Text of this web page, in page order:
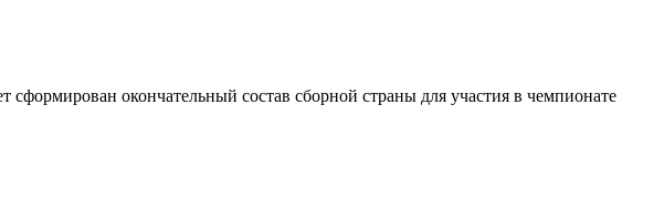
окончательный состав сборной страны для участия в чемпионате